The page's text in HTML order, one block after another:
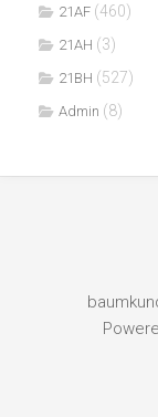
21AF (460)
21AH (3)
21BH (527)
Admin (8)